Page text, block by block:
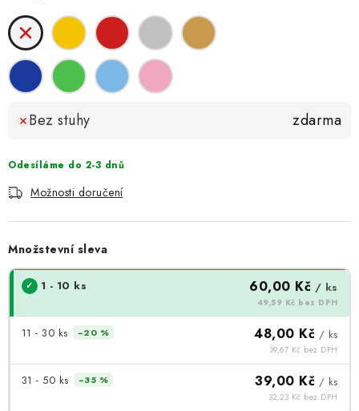
Bez stuhy zdarma
Odesíláme do 2-3 dnů
Možnosti doručení
Množstevní sleva
1 - 10 ks 60,00 Kč / ks
49,59 Kč bez DPH
11 - 30 ks −20 % 48,00 Kč / ks
39,67 Kč bez DPH
31 - 50 ks −35 % 39,00 Kč / ks
32,23 Kč bez DPH